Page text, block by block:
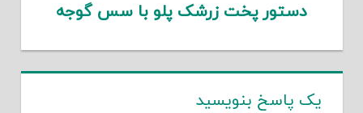
دستور پخت زرشک پلو با سس گوجه
یک پاسخ بنویسید